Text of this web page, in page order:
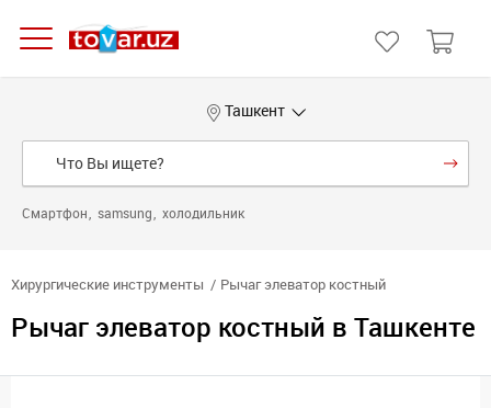
Ташкент
Смартфон samsung холодильник
Хирургические инструменты Рычаг элеватор костный
Рычаг элеватор костный в Ташкенте